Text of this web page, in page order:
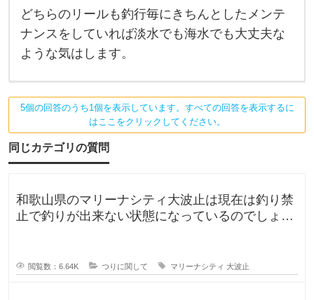
た
こ
両
方
で
普
通
使
る
と
い
ま
だ
、
海
どちらのリールも釣行毎にきちんとしたメンテ
ナンスをしていれば淡水でも海水でも大丈夫な
ような気はします。
5個の回答のうち1個を表示しています。すべての回答を表示するに
はここをクリックしてください。
同じカテゴリの質問
和歌山県のマリーナシティ大波止は現在は釣り禁
止で釣りが出来ない状態になっているのでしょう
閲覧数：6.64K つりに関して マリーナシティ 大波止